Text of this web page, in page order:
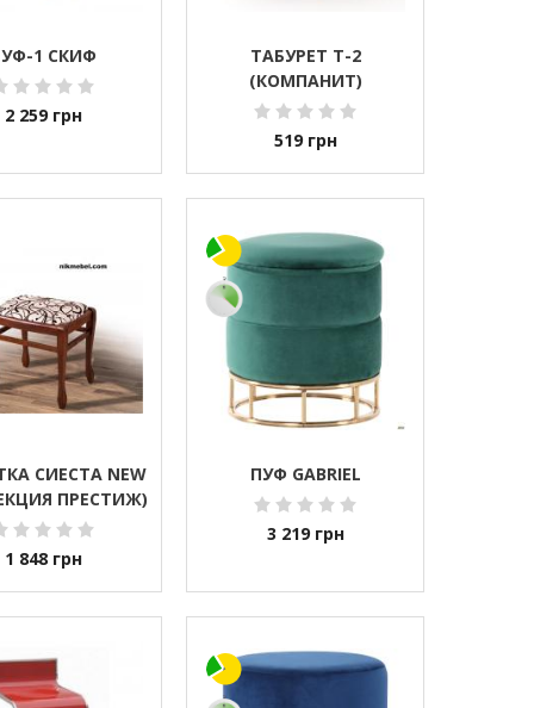
1 СКИФ
2 259 грн
ТАБУРЕТ Т-2
(КОМПАНИТ)
519 грн
СИЕСТА NEW
ПРЕСТИЖ)
1 848 грн
ПУФ GABRIEL
3 219 грн